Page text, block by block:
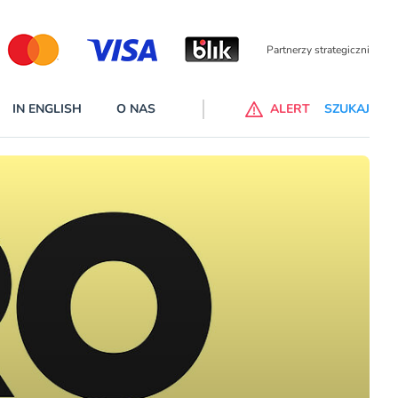
– Standard i Plus – z usługi będzie można korzsytać za
IN ENGLISH O NAS ALERT SZUKAJ